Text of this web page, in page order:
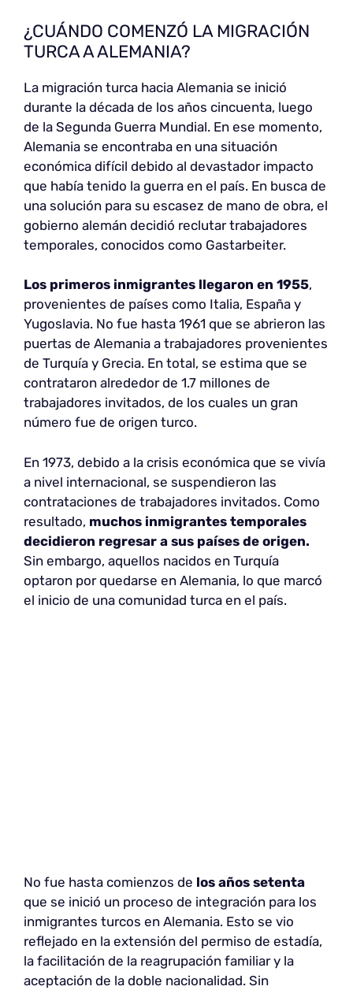
¿CUÁNDO COMENZÓ LA MIGRACIÓN
TURCA A ALEMANIA?
La migración turca hacia Alemania se inició
durante la década de los años cincuenta, luego
de la Segunda Guerra Mundial. En ese momento,
Alemania se encontraba en una situación
económica difícil debido al devastador impacto
que había tenido la guerra en el país. En busca de
una solución para su escasez de mano de obra, el
gobierno alemán decidió reclutar trabajadores
temporales, conocidos como Gastarbeiter.
Los primeros inmigrantes llegaron en 1955,
provenientes de países como Italia, España y
Yugoslavia. No fue hasta 1961 que se abrieron las
puertas de Alemania a trabajadores provenientes
de Turquía y Grecia. En total, se estima que se
contrataron alrededor de 1.7 millones de
trabajadores invitados, de los cuales un gran
número fue de origen turco.
En 1973, debido a la crisis económica que se vivía
a nivel internacional, se suspendieron las
contrataciones de trabajadores invitados. Como
resultado, muchos inmigrantes temporales
decidieron regresar a sus países de origen.
Sin embargo, aquellos nacidos en Turquía
optaron por quedarse en Alemania, lo que marcó
el inicio de una comunidad turca en el país.
No fue hasta comienzos de los años setenta
que se inició un proceso de integración para los
inmigrantes turcos en Alemania. Esto se vio
reflejado en la extensión del permiso de estadía,
la facilitación de la reagrupación familiar y la
aceptación de la doble nacionalidad. Sin